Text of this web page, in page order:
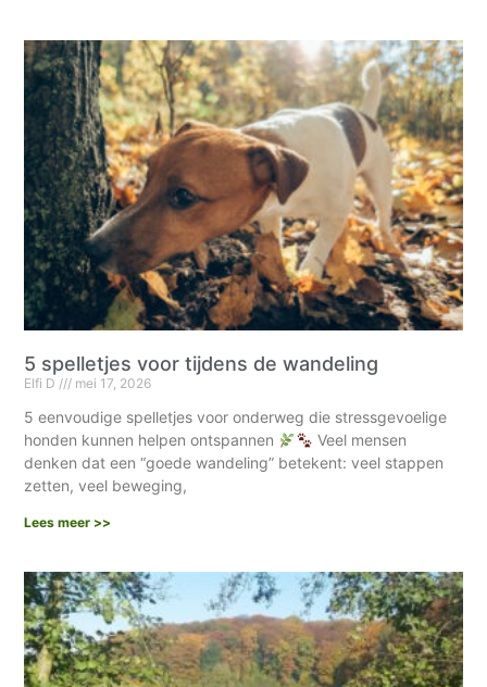
5 spelletjes voor tijdens de wandeling
Elfi D mei 17, 2026
5 eenvoudige spelletjes voor onderweg die stressgevoelige
honden kunnen helpen ontspannen
Veel mensen
denken dat een “goede wandeling” betekent: veel stappen
zetten, veel beweging,
Lees meer >>